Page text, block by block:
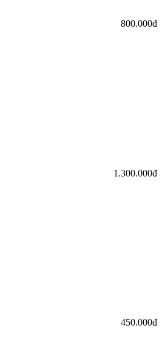
800.000đ
1.300.000đ
450.000đ